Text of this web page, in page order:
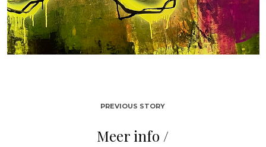
PREVIOUS STORY
Meer info /